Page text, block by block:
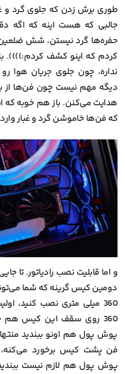
طوری برش زدن که جلوی گرد و
جالبی که هست اینه که اگه
حفره‌ها گرد نیستن، شش
کردم که اینو کشف کردم:)))).
نداره، چون جلوی جریان هوا
دیگه مهم نیست چون فن‌ها از
هدایت می‌کنن. باز هم خوبه که
که فن‌ها خاموشن گرد و غبار
و اما قابلیت نصب رادیاتور.
دومین کیس گرینه که شما
360 روی سقف این کیس هم
پوش پول هم اونو ببندید منتها
فن پشت کیس برخورد
پوش پول هم لازم نیست